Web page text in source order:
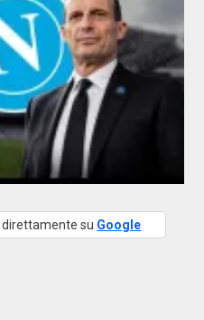
direttamente su Google